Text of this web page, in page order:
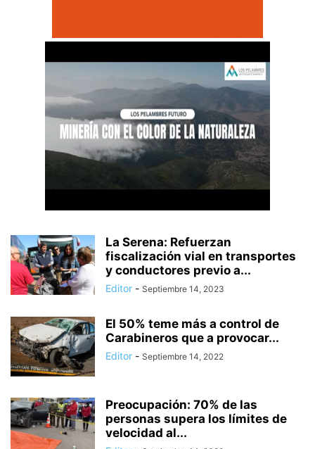
La Serena: Refuerzan
fiscalización vial en transportes
y conductores previo a...
Editor - Septiembre 14, 2023
El 50% teme más a control de
Carabineros que a provocar...
Editor - Septiembre 14, 2022
Preocupación: 70% de las
personas supera los límites de
velocidad al...